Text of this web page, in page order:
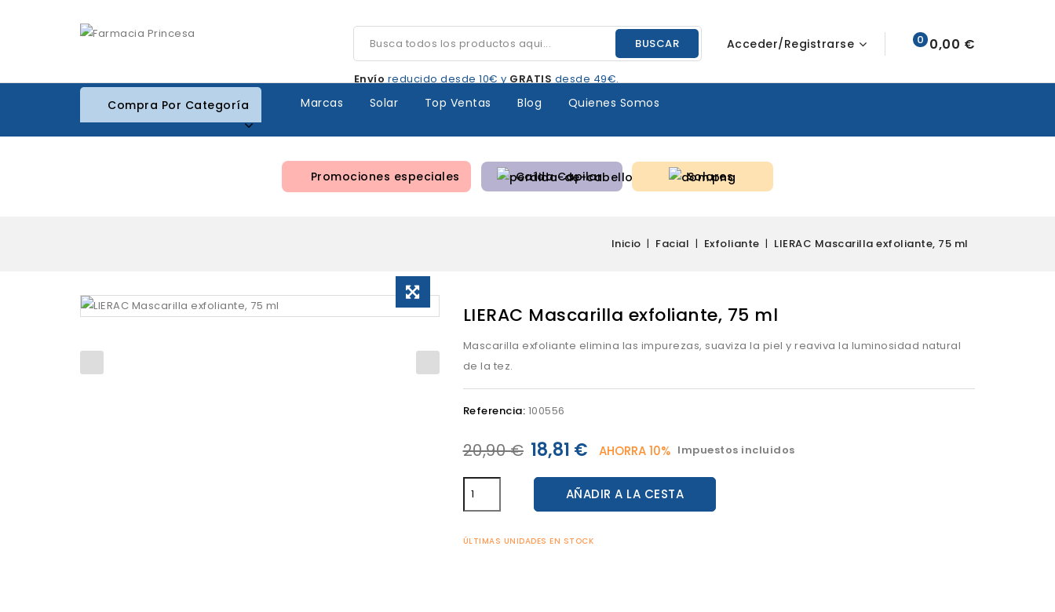
0 0,00 €
Acceder/Registrarse
BUSCAR
Envíoreducido desde 10€ yGRATISdesde 49€.
Compra Por Categoría Marcas Solar Top Ventas Blog Quienes Somos
Promociones especiales Caída Capilar Solares
Inicio Facial Exfoliante LIERAC Mascarilla exfoliante, 75 ml
LIERAC Mascarilla exfoliante, 75 ml
Mascarilla exfoliante elimina las impurezas, suaviza la piel y reaviva la luminosidad natural
de la tez.
Referencia: 100556
20,90 € 18,81 € AHORRA 10% Impuestos incluidos
AÑADIR A LA CESTA
ÚLTIMAS UNIDADES EN STOCK